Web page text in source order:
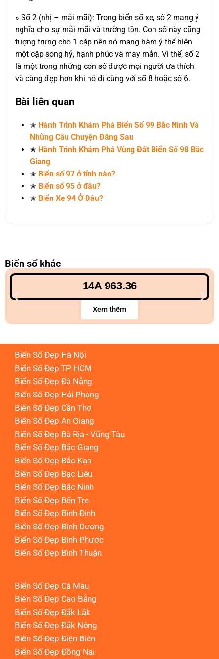
» Số 2 (nhị – mãi mãi): Trong biển số xe, số 2 mang ý
nghĩa cho sự mãi mãi và trường tồn. Con số này cũng
tượng trưng cho 1 cặp nên nó mang hàm ý thể hiện
một cặp song hỷ, hạnh phúc và may mắn. Vì thế, số 2
là một trong những con số được mọi người ưa thích
và càng đẹp hơn khi nó đi cùng với số 8 hoặc số 6.
Bài liên quan
✭ Hành Trình Khám Phá Biển Số 99 Bắc Ninh Và
Những Câu Chuyện Đằng Sau
✭ Hành Trình Khám Phá Vùng Đất Biển Số 98 Bắc
Giang
✭ Biển số 97 ở tỉnh nào?
✭ Biển số 95 ở đâu?
✭ Biển Xe 94 Ở Đâu?
Biển số khác
14A 963.36
Xem thêm
Biển Số Đẹp Hà Nội
Biển Số Đẹp TP HCM
Biển Số Đẹp Đà Nẵng
Biển Số Đẹp Hải Phòng
Biển Số Đẹp Cần Thơ
Biển Số Đẹp An Giang
Biển Số Đẹp Bà Rịa - Vũng Tàu
Biển Số Đẹp Bắc Giang
Biển Số Đẹp Bắc Kạn
Biển Số Đẹp Bạc Liêu
Biển Số Đẹp Bắc Ninh
Biển Số Đẹp Bến Tre
Biển Số Đẹp Bình Định
Biển Số Đẹp Bình Dương
Biển Số Đẹp Bình Phước
Biển Số Đẹp Bình Thuận
Biển Số Đẹp Cà Mau
Biển Số Đẹp Cao Bằng
Biển Số Đẹp Đắk Lắk
Biển Số Đẹp Đắk Nông
Biển Số Đẹp Điện Biên
Biển Số Đẹp Đồng Nai